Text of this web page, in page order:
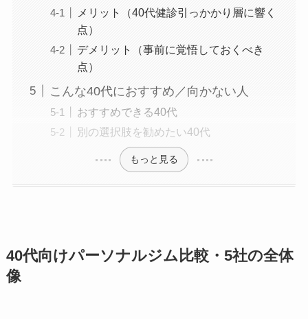
メリット（40代健診引っかかり層に響く
点）
デメリット（事前に覚悟しておくべき
点）
こんな40代におすすめ／向かない人
おすすめできる40代
別の選択肢を勧めたい40代
もっと見る
40代向けパーソナルジム比較・5社の全体
像